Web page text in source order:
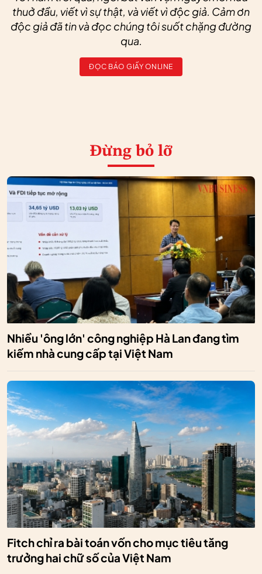
thuở đầu, viết vì sự thật, và viết vì độc giả. Cảm ơn
độc giả đã tin và đọc chúng tôi suốt chặng đường
qua.
ĐỌC BÁO GIẤY ONLINE
Đừng bỏ lỡ
Nhiều 'ông lớn' công nghiệp Hà Lan đang tìm
kiếm nhà cung cấp tại Việt Nam
Fitch chỉ ra bài toán vốn cho mục tiêu tăng
trưởng hai chữ số của Việt Nam